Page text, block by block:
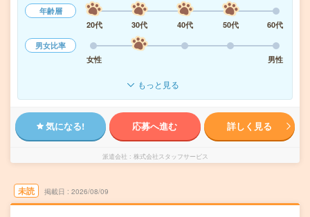
年齢層
20代
30代 40代 50代
60代
男女比率
女性
男性
もっと見る
気になる! 応募へ進む 詳しく見る
派遣会社 株式会社スタッフサービス
未読 掲載日 2026/08/09